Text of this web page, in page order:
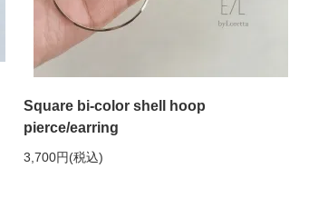
Square bi-color shell hoop
pierce/earring
3,700円(税込)